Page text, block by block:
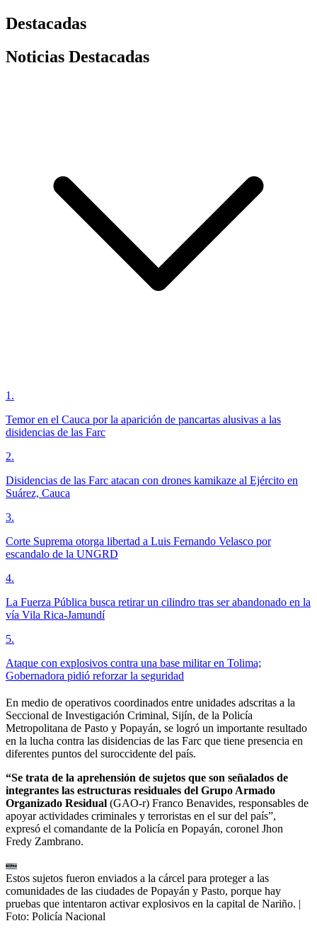
Destacadas
Noticias Destacadas
1 .
Temor en el Cauca por la aparición de pancartas alusivas a las
disidencias de las Farc
2.
Disidencias de las Farc atacan con drones kamikaze al Ejército en
Suárez, Cauca
3.
Corte Suprema otorga libertad a Luis Fernando Velasco por
escandalo de la UNGRD
4.
La Fuerza Pública busca retirar un cilindro tras ser abandonado en la
vía Vila Rica-Jamundí
5.
Ataque con explosivos contra una base militar en Tolima;
Gobernadora pidió reforzar la seguridad
En medio de operativos coordinados entre unidades adscritas a la
Seccional de Investigación Criminal, Sijín, de la Policía
Metropolitana de Pasto y Popayán, se logró un importante resultado
en la lucha contra las disidencias de las Farc que tiene presencia en
diferentes puntos del suroccidente del país.
“Se trata de la aprehensión de sujetos que son señalados de
integrantes las estructuras residuales del Grupo Armado
Organizado Residual (GAO-r) Franco Benavides, responsables de
apoyar actividades criminales y terroristas en el sur del país”,
expresó el comandante de la Policía en Popayán, coronel Jhon
Fredy Zambrano.
Estos sujetos fueron enviados a la cárcel para proteger a las
comunidades de las ciudades de Popayán y Pasto, porque hay
pruebas que intentaron activar explosivos en la capital de Nariño. |
Foto: Policía Nacional